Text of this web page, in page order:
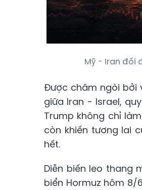
Mỹ - Iran đối
Được châm ngòi bởi
giữa Iran - Israel,
Trump không chỉ
còn khiến tương lai
hết.
Diễn biến leo thang
biển Hormuz hôm 8/